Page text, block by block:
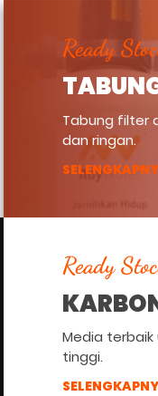
Ready
Tabung filter
dan ringan.
Ready
Media
tinggi.